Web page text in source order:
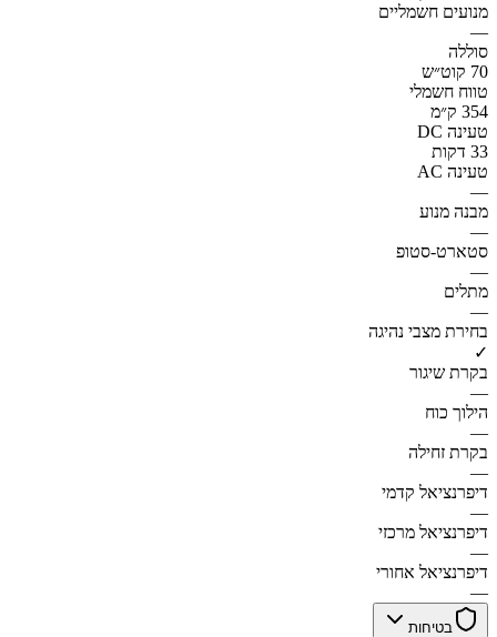
מנועים חשמליים
—
סוללה
70 קוט״ש
טווח חשמלי
354 ק״מ
טעינה DC
33 דקות
טעינה AC
—
מבנה מנוע
—
סטארט-סטופ
—
מתלים
—
בחירת מצבי נהיגה
✓
בקרת שיגור
—
הילוך כוח
—
בקרת זחילה
—
דיפרנציאל קדמי
—
דיפרנציאל מרכזי
—
דיפרנציאל אחורי
—
בטיחות